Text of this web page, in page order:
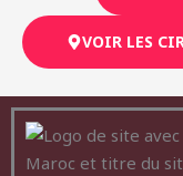
VOIR LES